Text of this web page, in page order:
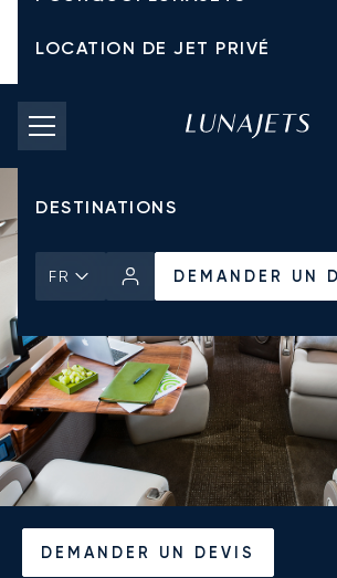
LOCATION DE JET PRIVÉ
TARIFS D'AFFRÈTEMENT
JETS PRIVÉS
DESTINATIONS
FR DEMANDER UN
DEMANDER UN DEVIS